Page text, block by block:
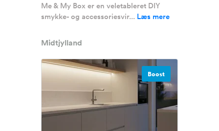
Me & My Box er en veletableret DIY
smykke- og accessoriesvir... Læs mere
Midtjylland
Boost